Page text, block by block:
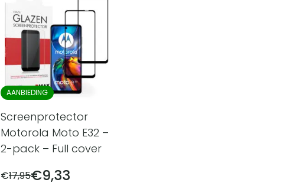
AANBIEDING
Screenprotector
Motorola Moto E32 –
2-pack – Full cover
€17,95€9,33